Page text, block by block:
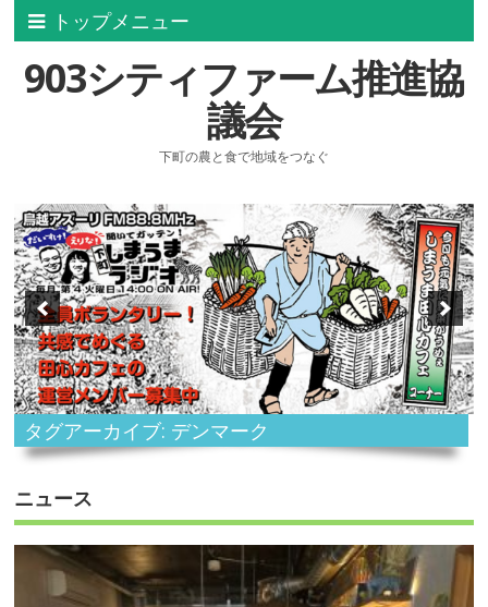
トップメニュー
903シティファーム推進協
議会
下町の農と食で地域をつなぐ
タグアーカイブ: デンマーク
ニュース